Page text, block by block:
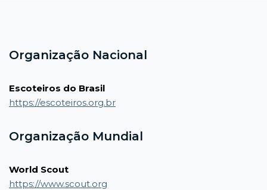
Organização Nacional
Escoteiros do Brasil
https://escoteiros.org.br
Organização Mundial
World Scout
https://www.scout.org